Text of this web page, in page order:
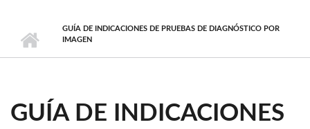
GUÍA DE INDICACIONES DE PRUEBAS DE DIAGNÓSTICO POR
IMAGEN
GUÍA DE INDICACIONES